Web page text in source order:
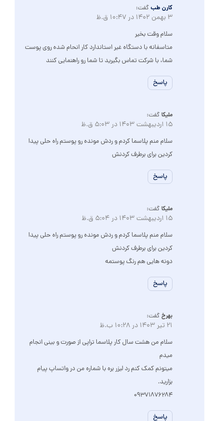
کارن طب گفت:
3 بهمن 1402 در 10:47 ق.ظ
سلام وقت بخیر
متاسفانه با دستگاه غیر استاندارد کار انحام شده روی پوست
شما، با شرکت تماس بگیرید تا شما رو راهنمایی کنند
پاسخ
ملیکا گفت:
15 اردیبهشت 1403 در 5:03 ق.ظ
سلام منم پلاسما کردم و ردش مونده رو پوستم راه حلی پیدا
کردین برای برطرف کردنش
پاسخ
ملیکا گفت:
15 اردیبهشت 1403 در 5:04 ق.ظ
سلام منم پلاسما کردم و ردش مونده رو پوستم راه حلی پیدا
کردین برای برطرف کردنش
دونه هایی هم رنگ پوستمه
پاسخ
بهرخ گفت:
21 تیر 1403 در 10:28 ب.ظ
سلام من هشت سال کار پلاسما تراپی از صورت و بینی انجام
میدم
میتونم کمک کنم رد لیزر بره با شماره من در واتساپ پیام
بزارید.
09371876284
پاسخ